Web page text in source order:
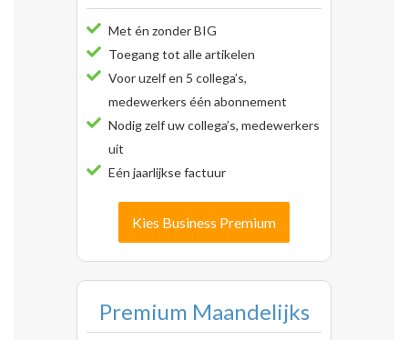
Met én zonder BIG
Toegang tot alle artikelen
Voor uzelf en 5 collega’s,
medewerkers één abonnement
Nodig zelf uw collega’s, medewerkers
uit
Eén jaarlijkse factuur
Kies Business Premium
Premium Maandelijks